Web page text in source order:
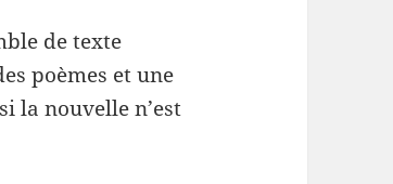
de texte
poèmes et une
la nouvelle n’est